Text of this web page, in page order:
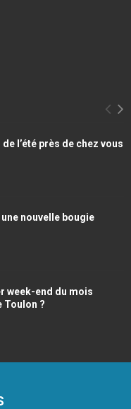
l’été près de chez vous
nouvelle bougie
week-end du mois
Toulon ?